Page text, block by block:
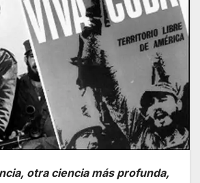
otra ciencia más profunda,